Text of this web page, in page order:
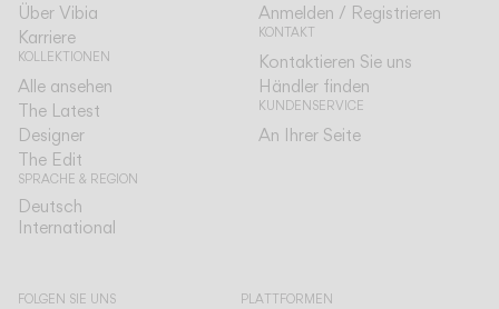
Über Vibia
Karriere
KOLLEKTIONEN
Alle ansehen
The Latest
Designer
The Edit
SPRACHE & REGION
Deutsch
International
Anmelden / Registrieren
KONTAKT
Kontaktieren Sie uns
Händler finden
KUNDENSERVICE
An Ihrer Seite
FOLGEN SIE UNS PLATTFORMEN